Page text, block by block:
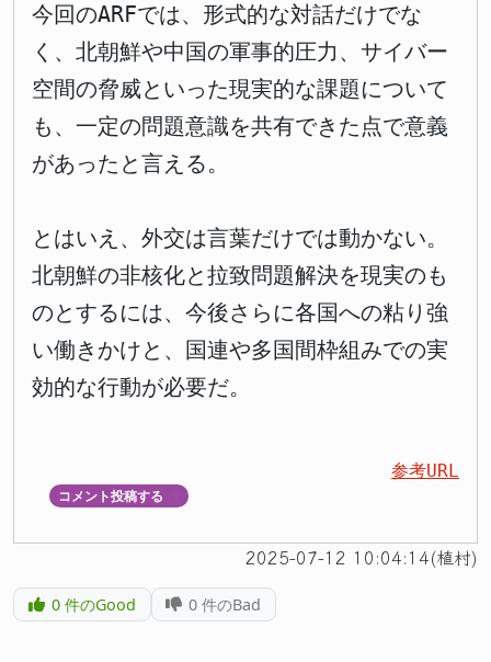
今回のARFでは、形式的な対話だけでな
く、北朝鮮や中国の軍事的圧力、サイバー
空間の脅威といった現実的な課題について
も、一定の問題意識を共有できた点で意義
があったと言える。
とはいえ、外交は言葉だけでは動かない。
北朝鮮の非核化と拉致問題解決を現実のも
のとするには、今後さらに各国への粘り強
い働きかけと、国連や多国間枠組みでの実
効的な行動が必要だ。
参考URL
コメント投稿する
2025-07-12 10:04:14(植村)
0件のGood 0 件のBad